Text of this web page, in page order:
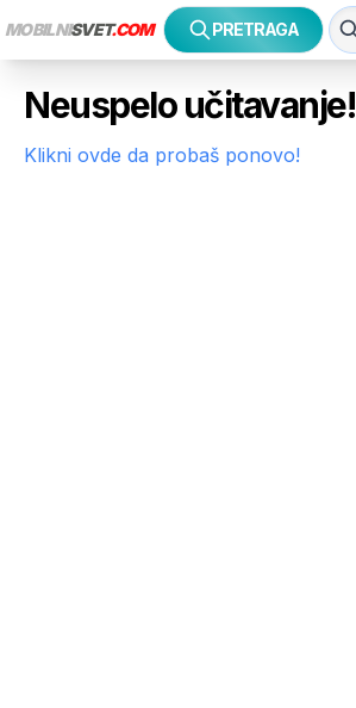
MOBILNISVET.COM PRETRAGA
Neuspelo učitavanje!
Klikni ovde da probaš ponovo!